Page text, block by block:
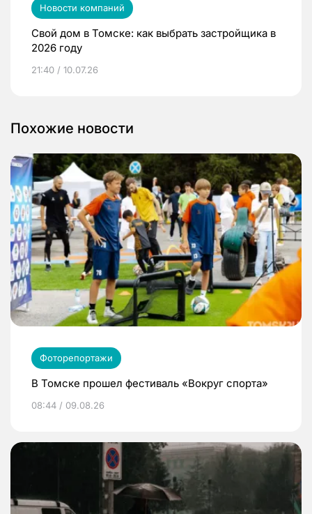
Новости компаний
Свой дом в Томске: как выбрать застройщика в
2026 году
21:40 / 10.07.26
Похожие новости
Фоторепортажи
В Томске прошел фестиваль «Вокруг спорта»
08:44 / 09.08.26